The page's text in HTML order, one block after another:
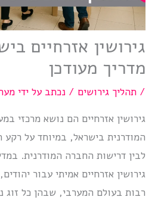
גירושין אזרחיים
מדריך מעודכן
/תהליך גירושים / נכתב על ידי
גירושין אזרחיים הם נושא מרכזי
המודרנית בישראל, במיוחד על רקע
לבין דרישות החברה המודרנית.
גירושין אזרחיים אמיתי עבור
רבות בעולם המערבי, שבהן כל זוג